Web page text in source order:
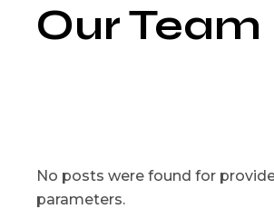
Our Team
No posts were found for
parameters.